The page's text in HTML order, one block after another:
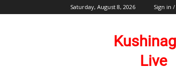
Saturday, August 8, 2026 Sign in /